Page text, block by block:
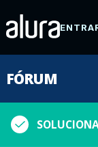
FÓRUM